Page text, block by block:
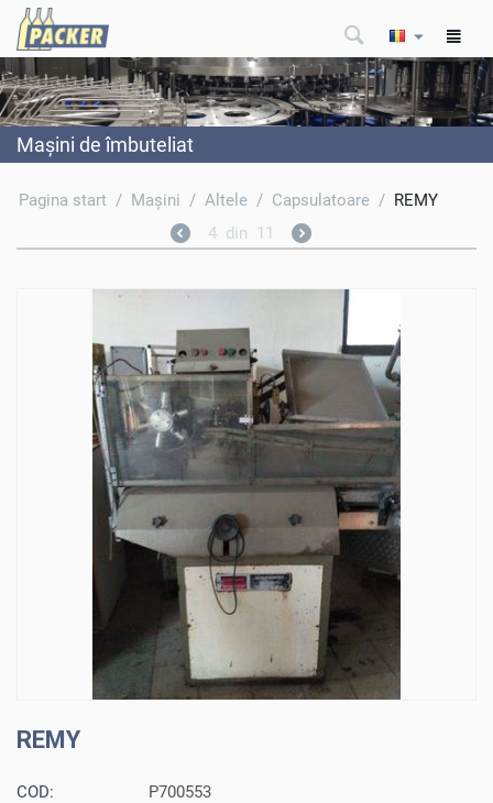
Maşini de îmbuteliat
Pagina start / Maşini / Altele / Capsulatoare / REMY
4 din 11
REMY
COD: P700553